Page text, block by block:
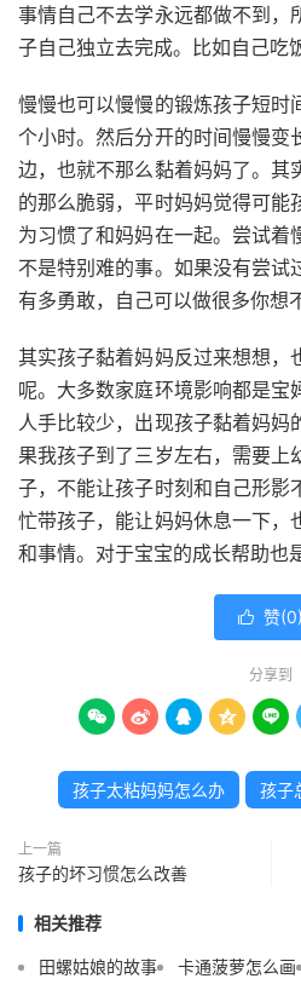
事情自己不去学永远都做不到，
子自己独立去完成。比如自己吃
慢慢也可以慢慢的锻炼孩子短时
个小时。然后分开的时间慢慢变
边，也就不那么黏着妈妈了。其
的那么脆弱，平时妈妈觉得可能
为习惯了和妈妈在一起。尝试着
不是特别难的事。如果没有尝试
有多勇敢，自己可以做很多你想
其实孩子黏着妈妈反过来想想，
呢。大多数家庭环境影响都是宝
人手比较少，出现孩子黏着妈妈
果我孩子到了三岁左右，需要上
子，不能让孩子时刻和自己形影
忙带孩子，能让妈妈休息一下，
和事情。对于宝宝的成长帮助也
 赞(0)
分享到
    
孩子太粘妈妈怎么办 孩子
上一篇
孩子的坏习惯怎么改善
相关推荐
田螺姑娘的故事 卡通菠萝怎么画